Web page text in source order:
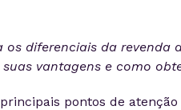
os diferenciais da revenda
vantagens e como
pontos de